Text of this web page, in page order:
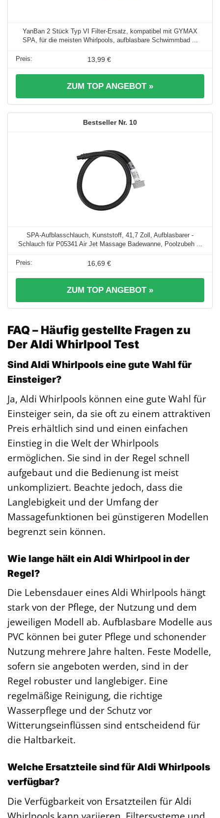
YanBan 2 Stück Typ VI Filter-Ersatz, kompatibel mit GYMAX
SPA, für die meisten Whirlpools, aufblasbare Schwimmbad ...
13,99 €
ZUM TOP ANGEBOT »
10
SPA-Aufblasschlauch, Kunststoff, 41,7 Zoll, Aufblasbarer -
Schlauch für P05341 Air Jet Massage Badewanne, Poolzubeh ...
16,69 €
ZUM TOP ANGEBOT »
FAQ – Häufig gestellte Fragen zu
Der Aldi Whirlpool Test
Sind Aldi Whirlpools eine gute Wahl für
Einsteiger?
Ja, Aldi Whirlpools können eine gute Wahl für
Einsteiger sein, da sie oft zu einem attraktiven
Preis erhältlich sind und einen einfachen
Einstieg in die Welt der Whirlpools
ermöglichen. Sie sind in der Regel schnell
aufgebaut und die Bedienung ist meist
unkompliziert. Beachte jedoch, dass die
Langlebigkeit und der Umfang der
Massagefunktionen bei günstigeren Modellen
begrenzt sein können.
Wie lange hält ein Aldi Whirlpool in der
Regel?
Die Lebensdauer eines Aldi Whirlpools hängt
stark von der Pflege, der Nutzung und dem
jeweiligen Modell ab. Aufblasbare Modelle aus
PVC können bei guter Pflege und schonender
Nutzung mehrere Jahre halten. Feste Modelle,
sofern sie angeboten werden, sind in der
Regel robuster und langlebiger. Eine
regelmäßige Reinigung, die richtige
Wasserpflege und der Schutz vor
Witterungseinflüssen sind entscheidend für
die Haltbarkeit.
Welche Ersatzteile sind für Aldi Whirlpools
verfügbar?
Die Verfügbarkeit von Ersatzteilen für Aldi